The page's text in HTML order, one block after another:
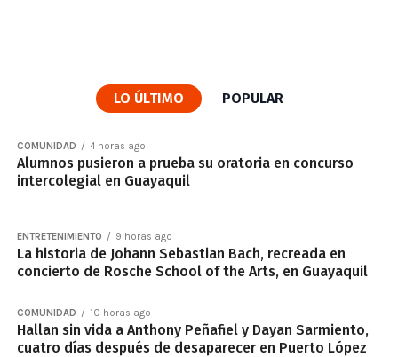
LO ÚLTIMO POPULAR
COMUNIDAD 4 horas ago
Alumnos pusieron a prueba su oratoria en concurso
intercolegial en Guayaquil
ENTRETENIMIENTO 9 horas ago
La historia de Johann Sebastian Bach, recreada en
concierto de Rosche School of the Arts, en Guayaquil
COMUNIDAD 10 horas ago
Hallan sin vida a Anthony Peñafiel y Dayan Sarmiento,
cuatro días después de desaparecer en Puerto López